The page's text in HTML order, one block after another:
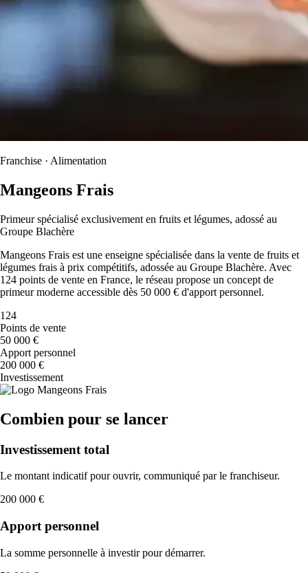
Franchise · Alimentation
Mangeons Frais
Primeur spécialisé exclusivement en fruits et légumes, adossé au
Groupe Blachère
Mangeons Frais est une enseigne spécialisée dans la vente de fruits et
légumes frais à prix compétitifs, adossée au Groupe Blachère. Avec
124 points de vente en France, le réseau propose un concept de
primeur moderne accessible dès 50 000 € d'apport personnel.
124
Points de vente
50 000 €
Apport personnel
200 000 €
Investissement
Combien pour se lancer
Investissement total
Le montant indicatif pour ouvrir, communiqué par le franchiseur.
200 000 €
Apport personnel
La somme personnelle à investir pour démarrer.